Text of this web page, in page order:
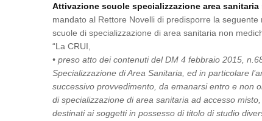
Attivazione scuole specializzazione area sanitaria
mandato al Rettore Novelli di predisporre la seguente
scuole di specializzazione di area sanitaria non
“La CRUI,
• preso atto dei contenuti del DM 4 febbraio 2015,
Specializzazione di Area Sanitaria, ed in particolare
successivo provvedimento, da emanarsi entro e non
di specializzazione di area sanitaria ad accesso
destinati ai soggetti in possesso di titolo di studio